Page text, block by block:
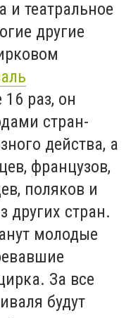
и театральное
другие
раз, он
стран-
действа, а
французов,
поляков и
других стран.
молодые
За все
будут